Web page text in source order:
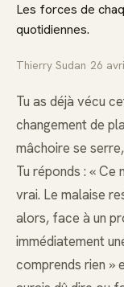
Les forces de
quotidiennes.
Thierry Sudan 26
Tu as déjà vécu
changement de
mâchoire se
Tu réponds : « Ce
vrai. Le malaise
alors, face à un
immédiatement
comprends rien »